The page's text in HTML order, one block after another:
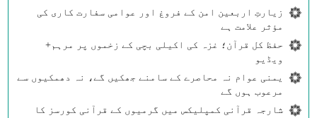
زیارتِ اربعین امن کے فروغ اور عوامی سفارت کاری کی
مؤثر علامت ہے
حفظ کل قرآن؛ غزہ کی اکیلی بچی کے زخموں پر مرہم+
ویڈیو
یمنی عوام نہ محاصرے کے سامنے جھکیں گے، نہ دھمکیوں سے
مرعوب ہوں گے
شارجہ قرآنی کمپلیکس میں گرمیوں کے قرآنی کورسز کا